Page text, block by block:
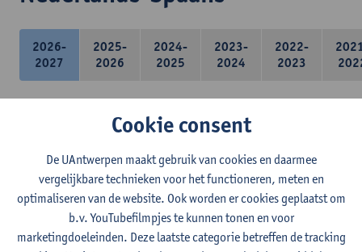
2026-
2027
2025-
2026
2024-
2025
2023-
2024
2022-
2023
In de lerarencomponent heb je volgende keuze :
- Optie A : je kiest twee vakdidactieken
- Optie B: je kiest één vakdidactiek en een profilering
In de domeincomponent neem je 60 studiepunten op:
- 1 verplicht algemeen opleidingsonderdeel van 6 studiepunten,
- 24 of 30 studiepunten Nederlands en telkens minimum 6
studiepunten per deeldomein,
Cookie consent
De UAntwerpen maakt gebruik van cookies en daarmee
vergelijkbare technieken voor het functioneren, meten en
optimaliseren van de website. Ook worden er cookies geplaatst om
b.v. YouTubefilmpjes te kunnen tonen en voor
marketingdoeleinden. Deze laatste categorie betreffen de tracking